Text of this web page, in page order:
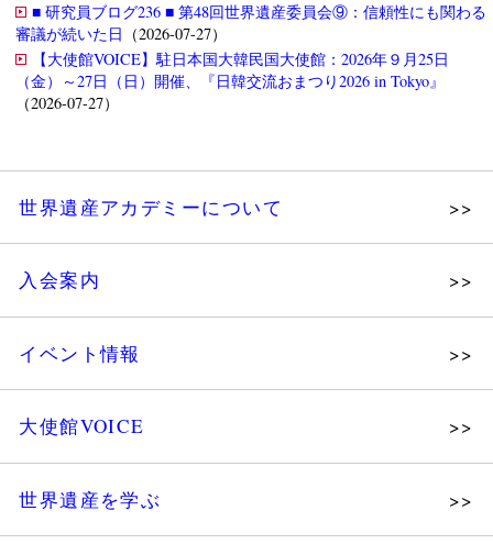
■ 研究員ブログ236 ■ 第48回世界遺産委員会⑨：信頼性にも関わる
審議が続いた日 （2026-07-27）
【大使館VOICE】駐日本国大韓民国大使館：2026年９月25日
（金）～27日（日）開催、『日韓交流おまつり2026 in Tokyo』
（2026-07-27）
世界遺産アカデミーについて
組織図・役員
法人会員・協賛団体／公認団体
入会案内
イベント情報
大使館VOICE
世界遺産を学ぶ